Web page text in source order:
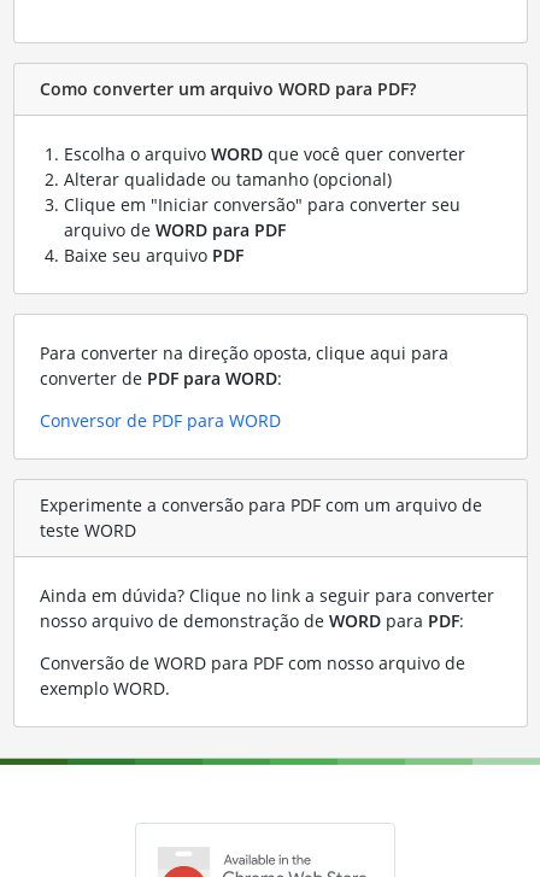
Como converter um arquivo WORD para PDF?
Escolha o arquivo WORDque você quer converter
Alterar qualidade ou tamanho (opcional)
Clique em "Iniciar conversão" para converter seu
arquivo de WORD para PDF
Baixe seu arquivo PDF
Para converter na direção oposta, clique aqui para
converter de PDF para WORD:
Conversor de PDF para WORD
Experimente a conversão para PDF com um arquivo de
teste WORD
Ainda em dúvida? Clique no link a seguir para converter
nosso arquivo de demonstração de WORDpara PDF:
Conversão de WORD para PDF com nosso arquivo de
exemplo WORD.